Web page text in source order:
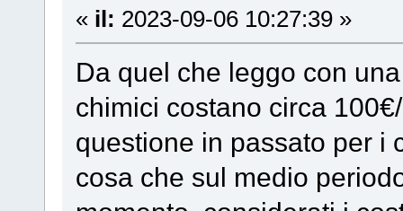
« il: 2023-09-06 10:27:39 »
Da quel che leggo con
chimici costano circa
questione in passato per i
cosa che sul medio